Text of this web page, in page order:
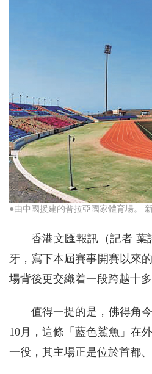
●由中國援建的普拉亞國家體育場。
香港文匯報訊（記者 葉
牙，寫下本屆賽事開賽以來
場背後更交織着一段跨越十
值得一提的是，佛得角
10月，這條「藍色鯊魚」在
一役，其主場正是位於首都